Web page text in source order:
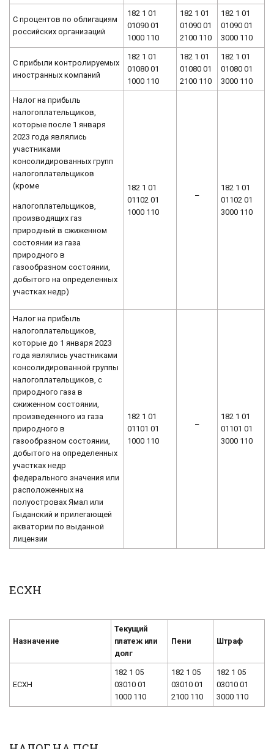
С процентов по облигациям
российских организаций
182 1 01
01090 01
1000 110
182 1 01
01090 01
2100 110
182 1 01
01090 01
3000 110
С прибыли контролируемых
иностранных компаний
182 1 01
01080 01
1000 110
182 1 01
01080 01
2100 110
182 1 01
01080 01
3000 110
Налог на прибыль
налогоплательщиков,
которые после 1 января
2023 года являлись
участниками
консолидированных групп
налогоплательщиков
(кроме
налогоплательщиков,
производящих газ
природный в сжиженном
состоянии из газа
природного в
газообразном состоянии,
добытого на определенных
участках недр)
182 1 01
01102 01
1000 110
–
182 1 01
01102 01
3000 110
Налог на прибыль
налогоплательщиков,
которые до 1 января 2023
года являлись участниками
консолидированной группы
налогоплательщиков, с
природного газа в
сжиженном состоянии,
произведенного из газа
природного в
газообразном состоянии,
добытого на определенных
участках недр
федерального значения или
расположенных на
полуостровах Ямал или
Гыданский и прилегающей
акватории по выданной
лицензии
182 1 01
01101 01
1000 110
–
182 1 01
01101 01
3000 110
ЕСХН
Назначение
Текущий
платеж или
долг
Пени Штраф
ЕСХН
182 1 05
03010 01
1000 110
182 1 05
03010 01
2100 110
182 1 05
03010 01
3000 110